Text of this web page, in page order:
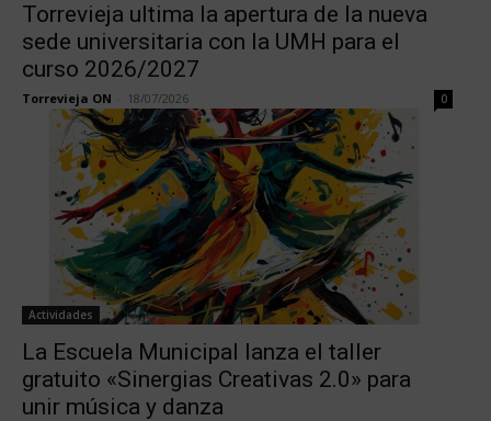
Torrevieja ultima la apertura de la nueva
sede universitaria con la UMH para el
curso 2026/2027
Torrevieja ON 18/07/2026 0
Actividades
La Escuela Municipal lanza el taller
gratuito «Sinergias Creativas 2.0» para
unir música y danza